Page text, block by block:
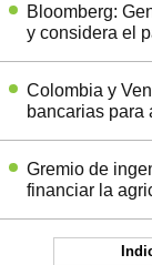
Bloomberg:
y considera el
Colombia y
bancarias para
Gremio de
financiar la